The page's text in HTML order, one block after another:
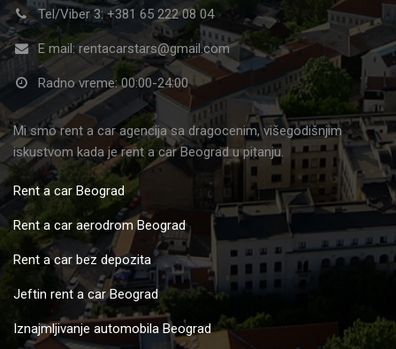
Tel/Viber 3: +381 65 222 08 04
E mail: rentacarstars@gmail.com
Radno vreme: 00:00-24:00
Mi smo rent a car agencija sa dragocenim, višegodišnjim
iskustvom kada je rent a car Beograd u pitanju.
Rent a car Beograd
Rent a car aerodrom Beograd
Rent a car bez depozita
Jeftin rent a car Beograd
Iznajmljivanje automobila Beograd